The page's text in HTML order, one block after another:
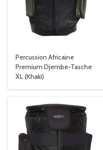
Percussion Africaine
Premium Djembe-Tasche
XL (Khaki)